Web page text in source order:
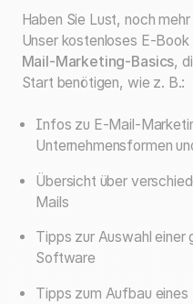
Haben Sie Lust, noch
Unser kostenloses E-
Mail-Marketing-Basics,
Start benötigen, wie z. B.:
Infos zu E-Mail-
Unternehmensformen
Übersicht über
Mails
Tipps zur Auswahl
Software
Tipps zum Aufbau